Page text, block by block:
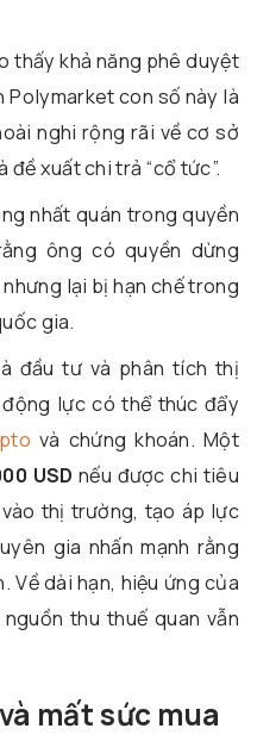
thấy khả năng phê duyệt
Polymarket con số này là
nghi rộng rãi về cơ sở
đề xuất chi trả “cổ tức”.
nhất quán trong quyền
ông có quyền dừng
lại bị hạn chế trong
gia.
đầu tư và phân tích thị
lực có thể thúc đẩy
và chứng khoán. Một
USDnếu được chi tiêu
thị trường, tạo áp lực
gia nhấn mạnh rằng
Về dài hạn, hiệu ứng của
thu thuế quan vẫn
mất sức mua